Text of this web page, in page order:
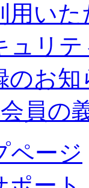
用い
ュリテ
のお
員の
ページ